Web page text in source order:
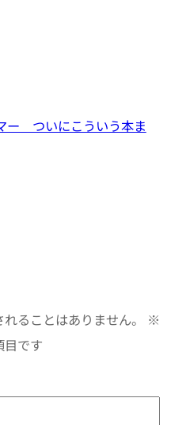
ー ついにこういう本ま
ることはありません。
※
目です